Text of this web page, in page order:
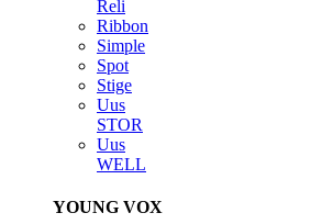
Reli
Ribbon
Simple
Spot
Stige
Uus
STOR
Uus
WELL
YOUNG VOX